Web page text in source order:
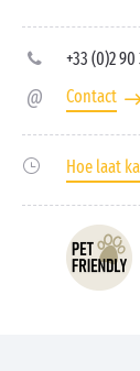
+33 (0)2
Contact
Hoe laat